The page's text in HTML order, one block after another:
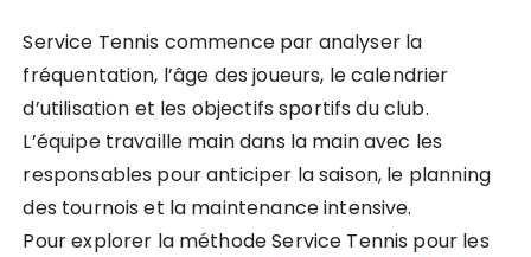
Service Tennis commence par analyser la
fréquentation, l’âge des joueurs, le calendrier
d’utilisation et les objectifs sportifs du club.
L’équipe travaille main dans la main avec les
responsables pour anticiper la saison, le planning
des tournois et la maintenance intensive.
Pour explorer la méthode Service Tennis pour les